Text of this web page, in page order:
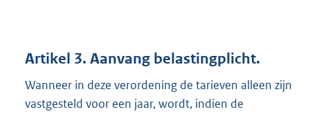
Artikel 3. Aanvang belastingplicht.
Wanneer in deze verordening de tarieven alleen zijn
vastgesteld voor een jaar, wordt, indien de